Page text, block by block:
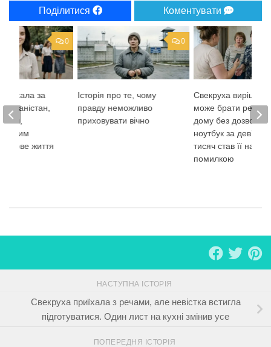
Поділитися Коментувати
0
Історія про те, чому
правду неможливо
приховувати вічно
Свекруха
може брати речі з
дому без дозволу,
ноутбук за
тисяч став її
помилкою
0
поїхала за
важким
нове життя
НАСТУПНА ІСТОРІЯ
Свекруха приїхала з речами, але невістка встигла
підготуватися. Один лист на кухні змінив усе
ПОПЕРЕДНЯ ІСТОРІЯ